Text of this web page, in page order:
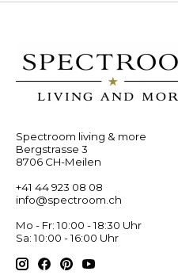
Spectroom living & more
Bergstrasse 3
8706 CH-Meilen
+41 44 923 08 08
info@spectroom.ch
Mo - Fr: 10:00 - 18:30 Uhr
Sa: 10:00 - 16:00 Uhr